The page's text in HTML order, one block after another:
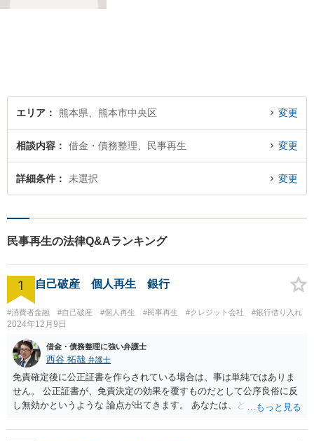
ます。
エリア
熊本県、熊本市中央区 変更
相談内容 借金・債務整理、民事再生 変更
詳細条件 未選択 変更
民事再生の法律Q&Aランキング
1 自己破産 個人再生 銀行
#消費者金融 #自己破産 #個人再生 #民事再生 #クレジット会社 #銀行借り入れ
2024年12月9日
借金・債務整理に強い弁護士
西谷 拓哉 弁護士
免責確定後に公正証書を作らされている場合は、事は単純ではありま
せん。 公正証書が、免責決定の効果を覆すものだとして公序良俗に反
し無効かというような 論点が出てきます。 あなたは、どこかできちん
を設けてもらう必要が高いと思います。 ネットで広告を出しているよ